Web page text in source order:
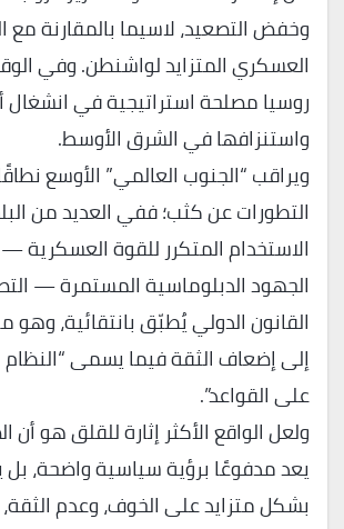
وخفض التصعيد، لاسيما بالمقارنة مع
العسكري المتزايد لواشنطن. وفي
روسيا مصلحة استراتيجية في انشغال
واستنزافها في الشرق الأوسط.
ويراقب “الجنوب العالمي” الأوسع
التطورات عن كثب؛ ففي العديد من
الاستخدام المتكرر للقوة العسكرية
الجهود الدبلوماسية المستمرة —
القانون الدولي يُطبّق بانتقائية، وهو
إلى إضعاف الثقة فيما يسمى “النظام
على القواعد”.
ولعل الواقع الأكثر إثارة للقلق هو أن
يعد مدفوعًا برؤية سياسية واضحة،
بشكل متزايد على الخوف، وعدم